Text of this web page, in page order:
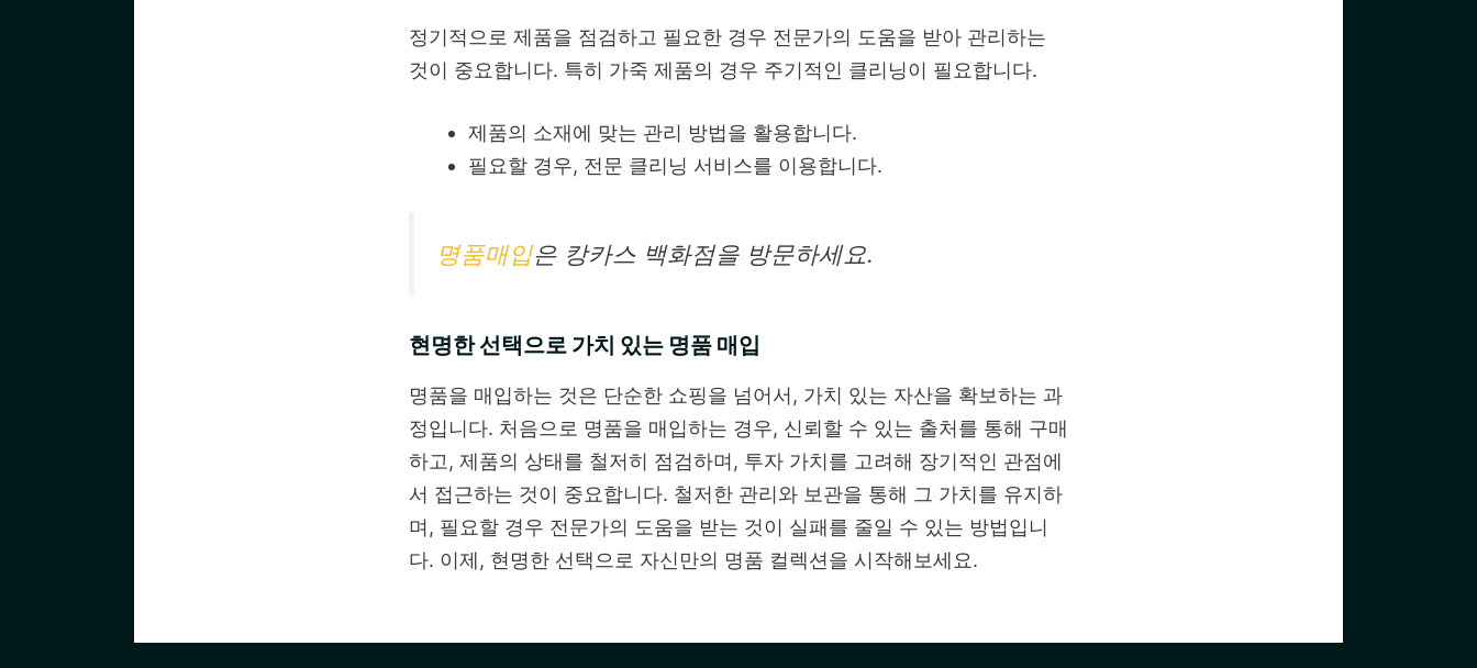
정기적으로 제품을 점검하고 필요한 경우 전문가의 도움을 받아 관리하는
것이 중요합니다. 특히 가죽 제품의 경우 주기적인 클리닝이 필요합니다.
제품의 소재에 맞는 관리 방법을 활용합니다.
필요할 경우, 전문 클리닝 서비스를 이용합니다.
명품매입은 캉카스 백화점을 방문하세요.
현명한 선택으로 가치 있는 명품 매입
명품을 매입하는 것은 단순한 쇼핑을 넘어서, 가치 있는 자산을 확보하는 과
정입니다. 처음으로 명품을 매입하는 경우, 신뢰할 수 있는 출처를 통해 구매
하고, 제품의 상태를 철저히 점검하며, 투자 가치를 고려해 장기적인 관점에
서 접근하는 것이 중요합니다. 철저한 관리와 보관을 통해 그 가치를 유지하
며, 필요할 경우 전문가의 도움을 받는 것이 실패를 줄일 수 있는 방법입니
다. 이제, 현명한 선택으로 자신만의 명품 컬렉션을 시작해보세요.